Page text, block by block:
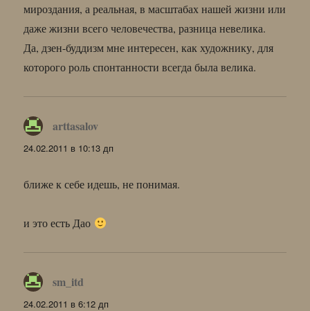
мироздания, а реальная, в масштабах нашей жизни или
даже жизни всего человечества, разница невелика.
Да, дзен-буддизм мне интересен, как художнику, для
которого роль спонтанности всегда была велика.
arttasalov
24.02.2011 в 10:13 дп
ближе к себе идешь, не понимая.
и это есть Дао
sm_itd
24.02.2011 в 6:12 дп